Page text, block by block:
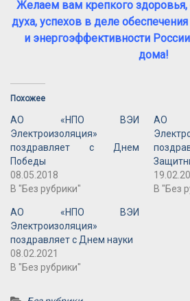
Желаем вам крепкого здоровья,
духа, успехов в деле
и энергоэффективности
дома!
Похожее
АО «НПО ВЭИ
Электроизоляция»
поздравляет с Днем
Победы
08.05.2018
В "Без рубрики"
АО
В "Без
АО «НПО ВЭИ
Электроизоляция»
поздравляет с Днем науки
08.02.2021
В "Без рубрики"